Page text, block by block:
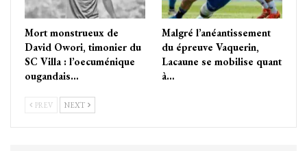
Mort monstrueux de
David Owori, timonier du
SC Villa : l’oecuménique
ougandais…
Malgré l’anéantissement
du épreuve Vaquerin,
Lacaune se mobilise quant
à…
PREV NEXT